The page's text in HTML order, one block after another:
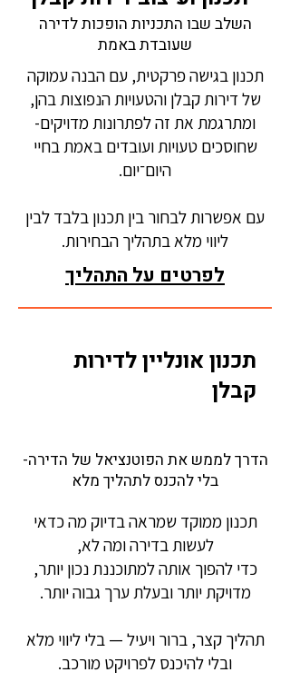
השלב שבו התכניות הופכות לדירה
שעובדת באמת
תכנון בגישה פרקטית, עם הבנה עמוקה
של דירות קבלן והטעויות הנפוצות בהן,
ומתרגמת את זה לפתרונות מדויקים-
שחוסכים טעויות ועובדים באמת בחיי
היום־יום.
עם אפשרות לבחור בין תכנון בלבד לבין
ליווי מלא בתהליך הבחירות.
לפרטים על התהליך
תכנון אונליין לדירות
קבלן
הדרך לממש את הפוטנציאל של הדירה-
בלי להכנס לתהליך מלא
תכנון ממוקד שמראה בדיוק מה כדאי
לעשות בדירה ומה לא,
כדי להפוך אותה למתוכננת נכון יותר,
מדויקת יותר ובעלת ערך גבוה יותר.
תהליך קצר, ברור ויעיל — בלי ליווי מלא
ובלי להיכנס לפרויקט מורכב.